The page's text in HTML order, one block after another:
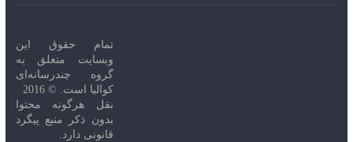
تمام حقوق این
وبسایت متعلق به
گروه چندرسانه‌ای
کوالیا است. © 2016
نقل هرگونه محتوا
بدون ذکر منبع پیگرد
قانونی دارد.